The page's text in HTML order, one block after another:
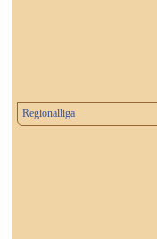
Regionalliga